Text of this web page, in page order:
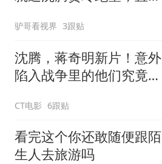
驴哥看视界 3跟贴
沈腾，蒋奇明新片！意外
陷入战争里的他们究竟该
CT电影 6跟贴
看完这个你还敢随便跟陌
生人去旅游吗